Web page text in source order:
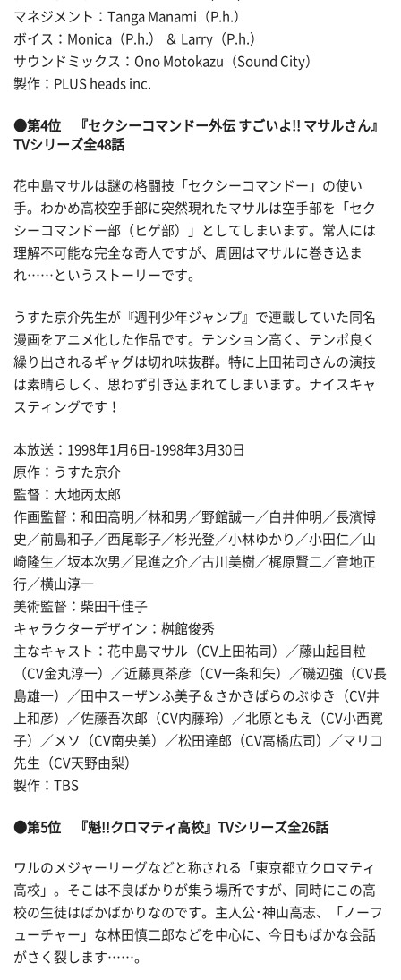
マネジメント：Tanga Manami（P.h.）
ボイス：Monica（P.h.） ＆ Larry（P.h.）
サウンドミックス：Ono Motokazu（Sound City）
製作：PLUS heads inc.
●第4位 『セクシーコマンドー外伝 すごいよ!! マサルさん』
TVシリーズ全48話
花中島マサルは謎の格闘技「セクシーコマンドー」の使い
手。わかめ高校空手部に突然現れたマサルは空手部を「セク
シーコマンドー部（ヒゲ部）」としてしまいます。常人には
理解不可能な完全な奇人ですが、周囲はマサルに巻き込ま
れ……というストーリーです。
うすた京介先生が『週刊少年ジャンプ』で連載していた同名
漫画をアニメ化した作品です。テンション高く、テンポ良く
繰り出されるギャグは切れ味抜群。特に上田祐司さんの演技
は素晴らしく、思わず引き込まれてしまいます。ナイスキャ
スティングです！
本放送：1998年1月6日-1998年3月30日
原作：うすた京介
監督：大地丙太郎
作画監督：和田高明／林和男／野館誠一／白井伸明／長濱博
史／前島和子／西尾彰子／杉光登／小林ゆかり／小田仁／山
崎隆生／坂本次男／昆進之介／古川美樹／梶原賢二／音地正
行／横山淳一
美術監督：柴田千佳子
キャラクターデザイン：桝館俊秀
主なキャスト：花中島マサル（CV上田祐司）／藤山起目粒
（CV金丸淳一）／近藤真茶彦（CV一条和矢）／磯辺強（CV長
島雄一）／田中スーザンふ美子＆さかきばらのぶゆき（CV井
上和彦）／佐藤吾次郎（CV内藤玲）／北原ともえ（CV小西寛
子）／メソ（CV南央美）／松田達郎（CV高橋広司）／マリコ
先生（CV天野由梨）
製作：TBS
●第5位 『魁!!クロマティ高校』TVシリーズ全26話
ワルのメジャーリーグなどと称される「東京都立クロマティ
高校」。そこは不良ばかりが集う場所ですが、同時にこの高
校の生徒はばかばかりなのです。主人公･神山高志、「ノーフ
ューチャー」な林田慎二郎などを中心に、今日もばかな会話
がさく裂します……。